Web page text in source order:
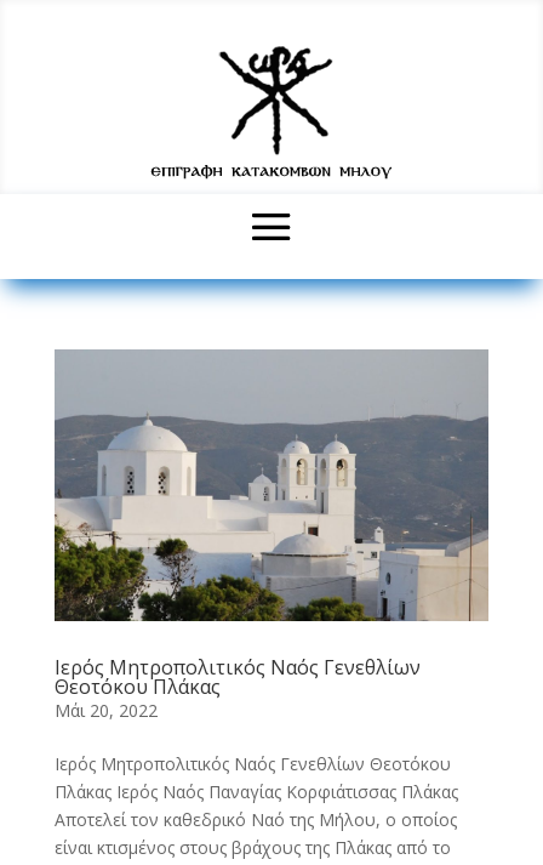
Ιερός Μητροπολιτικός Ναός Γενεθλίων
Θεοτόκου Πλάκας
Μάι 20, 2022
Ιερός Μητροπολιτικός Ναός Γενεθλίων Θεοτόκου
Πλάκας Ιερός Ναός Παναγίας Κορφιάτισσας Πλάκας
Αποτελεί τον καθεδρικό Ναό της Μήλου, ο οποίος
είναι κτισμένος στους βράχους της Πλάκας από το